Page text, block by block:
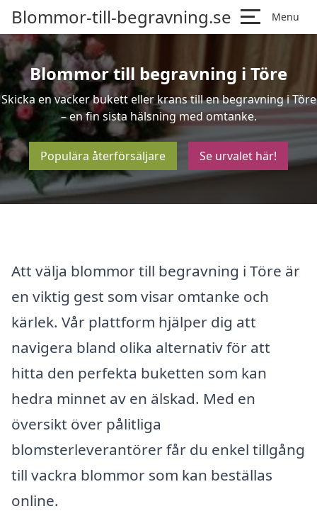
Blommor-till-begravning.se Menu
Blommor till begravning i Töre
Skicka en vacker bukett eller krans till en begravning i Töre
– en fin sista hälsning med omtanke.
Populära återförsäljare Se urvalet här!
Att välja blommor till begravning i Töre är
en viktig gest som visar omtanke och
kärlek. Vår plattform hjälper dig att
navigera bland olika alternativ för att
hitta den perfekta buketten som kan
hedra minnet av en älskad. Med en
översikt över pålitliga
blomsterleverantörer får du enkel tillgång
till vackra blommor som kan beställas
online.